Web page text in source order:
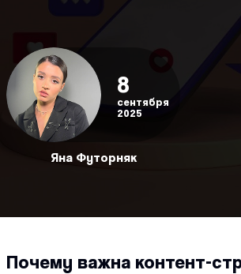
8
сентября
2025
Яна Футорняк
Почему важна контент-